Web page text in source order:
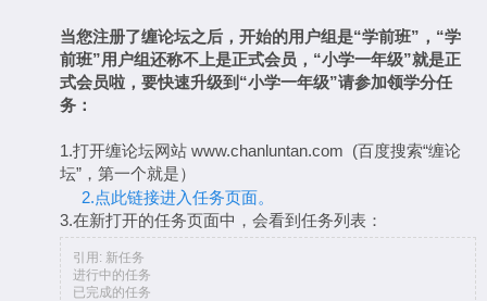
当您注册了缠论坛之后，开始的用户组是“学前班”，“学
前班”用户组还称不上是正式会员，“小学一年级”就是正
式会员啦，要快速升级到“小学一年级”请参加领学分任
务：
1.打开缠论坛网站 www.chanluntan.com (百度搜索“缠论
坛”，第一个就是）
2.点此链接进入任务页面。
3.在新打开的任务页面中，会看到任务列表：
引用: 新任务
进行中的任务
已完成的任务